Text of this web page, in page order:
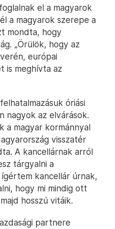
el a magyarok
a magyarok szerepe a
mondta, hogy
„Örülök, hogy az
európai
is meghívta az
óriási
nagyok az elvárások.
a magyar kormánnyal
visszatér
A kancellárnak arról
tárgyalni a
kancellár úrnak,
hogy mi mindig ott
hosszú vitáik.
partnere